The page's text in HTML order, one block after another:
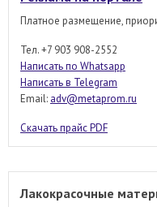
Платное размещение,
Тел. +7 903 908-2552
Написать по Whatsapp
Написать в Telegram
Email: adv@metaprom.ru
Скачать прайс PDF
Лакокрасочные